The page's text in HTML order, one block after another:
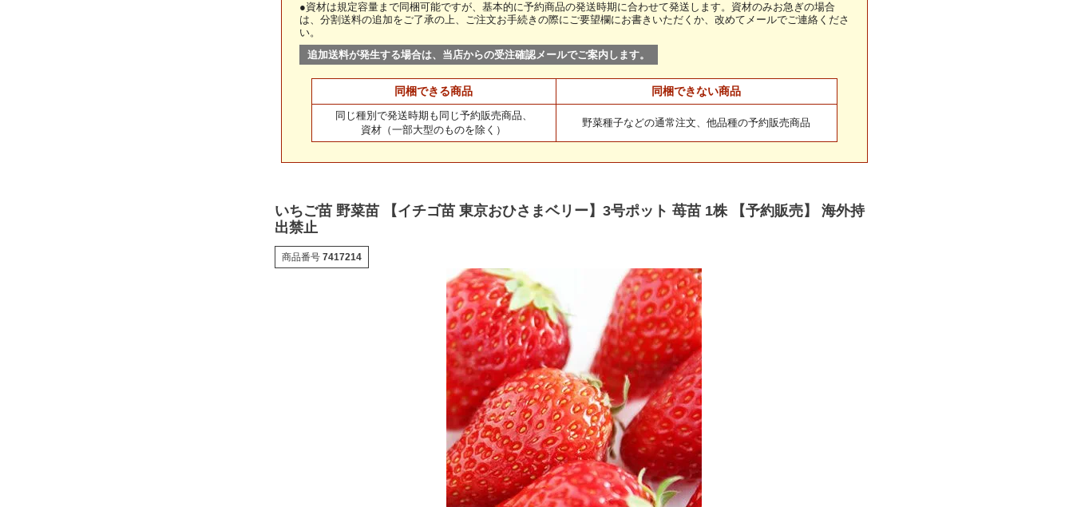
●資材は規定容量まで同梱可能ですが、基本的に予約商品の発送時期に合わせて発送します。資材のみお急ぎの場合
は、分割送料の追加をご了承の上、ご注文お手続きの際にご要望欄にお書きいただくか、改めてメールでご連絡くださ
い。
追加送料が発生する場合は、当店からの受注確認メールでご案内します。
同梱できる商品 同梱できない商品
同じ種別で発送時期も同じ予約販売商品、
資材（一部大型のものを除く）
野菜種子などの通常注文、他品種の予約販売商品
いちご苗 野菜苗 【イチゴ苗 東京おひさまベリー】3号ポット 苺苗 1株 【予約販売】 海外持
出禁止
商品番号 7417214